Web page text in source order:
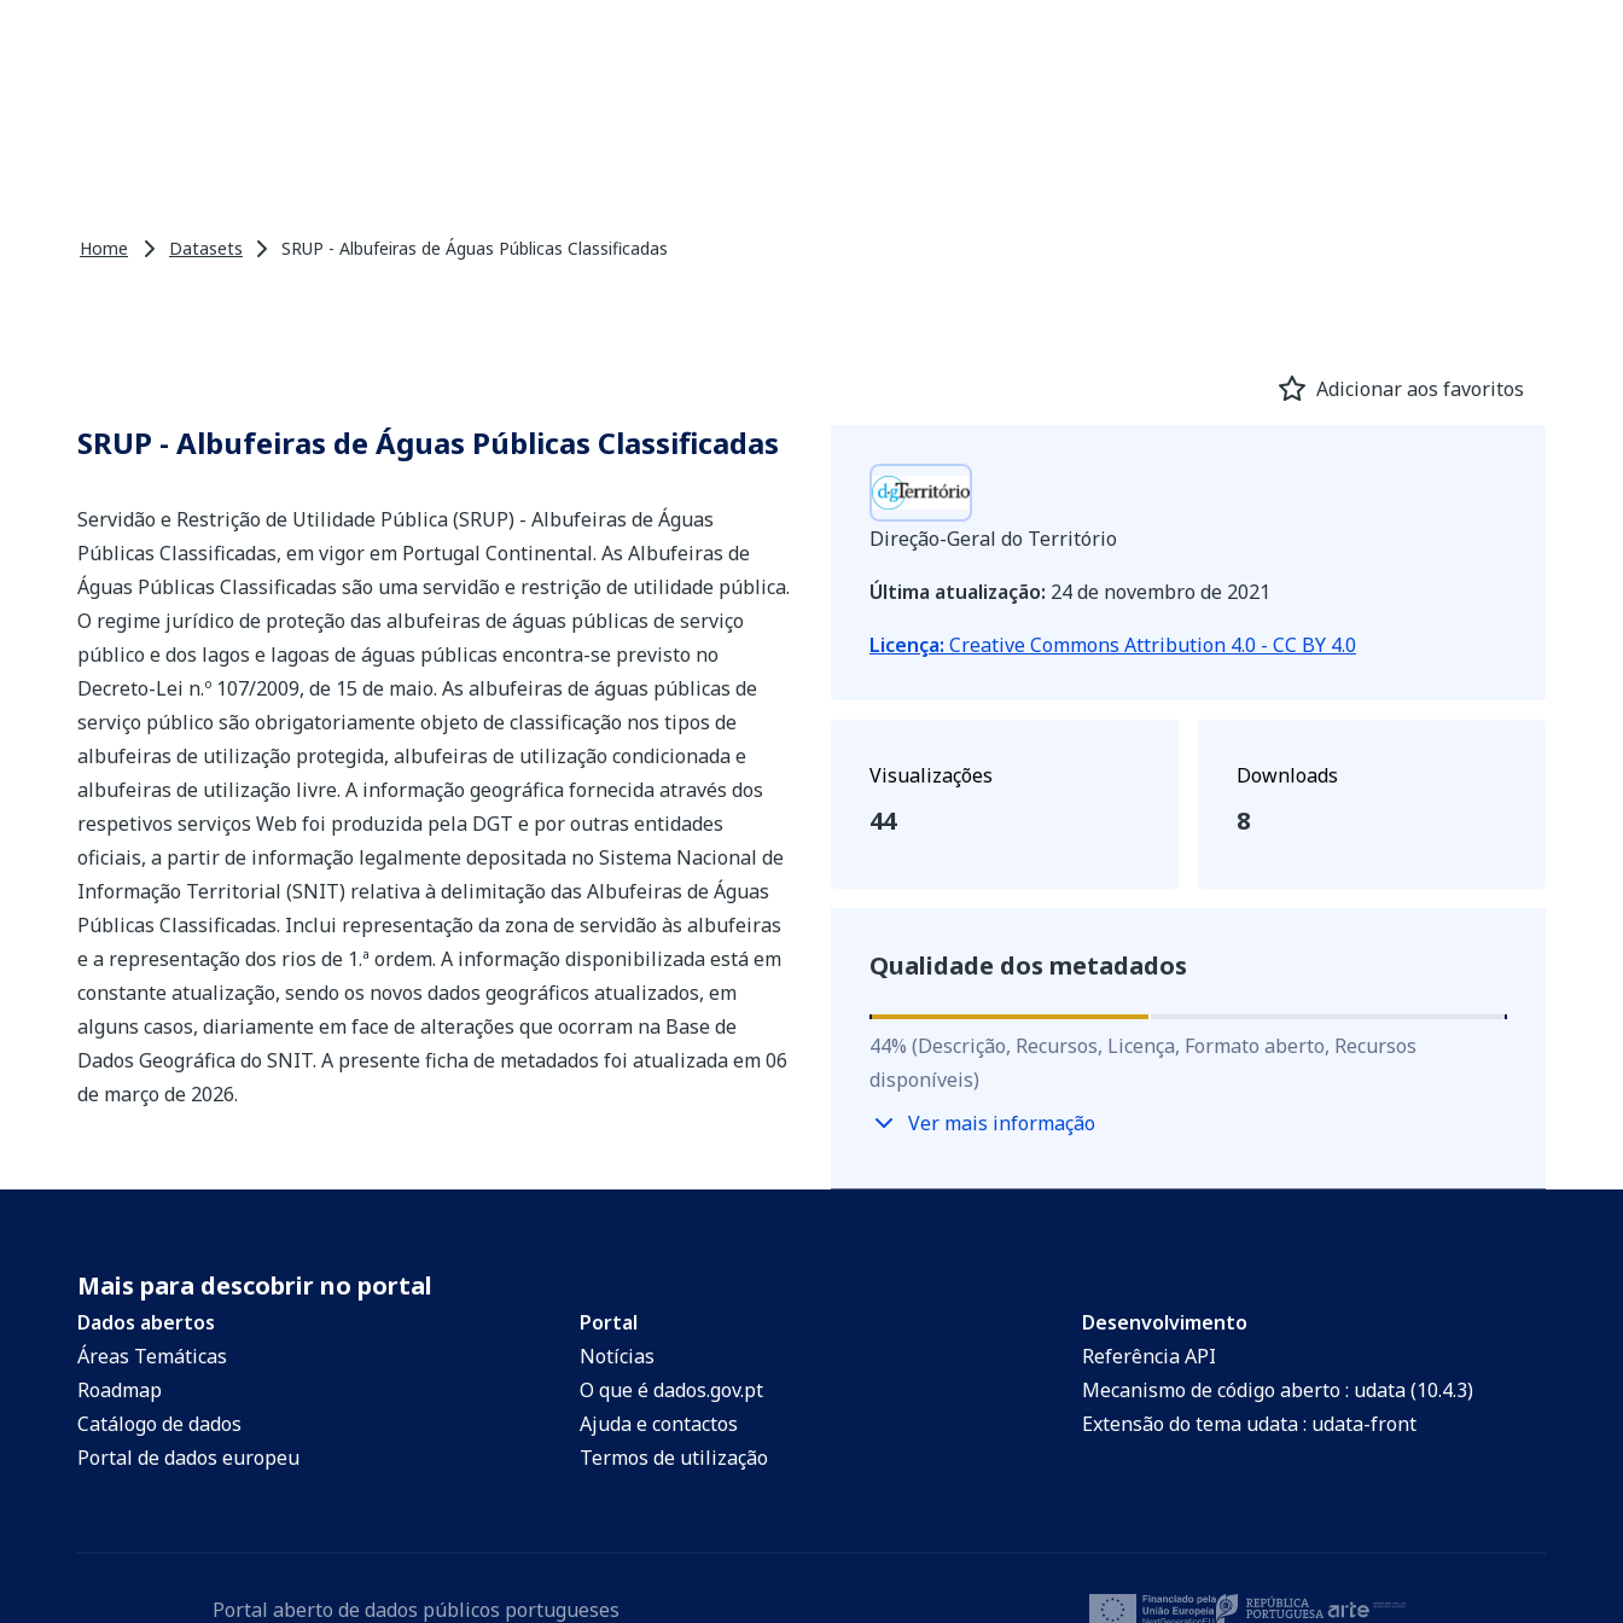
Home Datasets SRUP - Albufeiras de Águas Públicas Classificadas
Adicionar aos favoritos
SRUP - Albufeiras de Águas Públicas Classificadas
Servidão e Restrição de Utilidade Pública (SRUP) - Albufeiras de Águas
Públicas Classificadas, em vigor em Portugal Continental. As Albufeiras de
Águas Públicas Classificadas são uma servidão e restrição de utilidade pública.
O regime jurídico de proteção das albufeiras de águas públicas de serviço
público e dos lagos e lagoas de águas públicas encontra-se previsto no
Decreto-Lei n.º 107/2009, de 15 de maio. As albufeiras de águas públicas de
serviço público são obrigatoriamente objeto de classificação nos tipos de
albufeiras de utilização protegida, albufeiras de utilização condicionada e
albufeiras de utilização livre. A informação geográfica fornecida através dos
respetivos serviços Web foi produzida pela DGT e por outras entidades
oficiais, a partir de informação legalmente depositada no Sistema Nacional de
Informação Territorial (SNIT) relativa à delimitação das Albufeiras de Águas
Públicas Classificadas. Inclui representação da zona de servidão às albufeiras
e a representação dos rios de 1.ª ordem. A informação disponibilizada está em
constante atualização, sendo os novos dados geográficos atualizados, em
alguns casos, diariamente em face de alterações que ocorram na Base de
Dados Geográfica do SNIT. A presente ficha de metadados foi atualizada em 06
de março de 2026.
Direção-Geral do Território
Última atualização: 24 de novembro de 2021
Licença: Creative Commons Attribution 4.0 - CC BY 4.0
Visualizações
44
Downloads
8
Qualidade dos metadados
44%
44% (Descrição, Recursos, Licença, Formato aberto, Recursos
disponíveis)
Ver mais informação
Mais para descobrir no portal
Dados abertos
Áreas Temáticas
Roadmap
Catálogo de dados
Portal de dados europeu
Portal
Notícias
O que é dados.gov.pt
Ajuda e contactos
Termos de utilização
Desenvolvimento
Referência API
Mecanismo de código aberto : udata (10.4.3)
Extensão do tema udata : udata-front
Portal aberto de dados públicos portugueses